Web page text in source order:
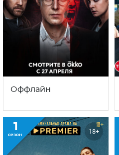
Оффлайн
1
сезон 18+